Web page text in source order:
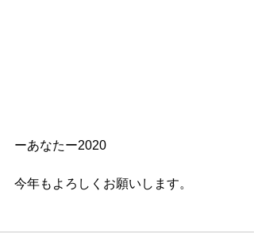
ーあなたー2020
今年もよろしくお願いします。